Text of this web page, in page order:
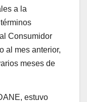
a la
Consumidor
al mes anterior,
meses de
estuvo